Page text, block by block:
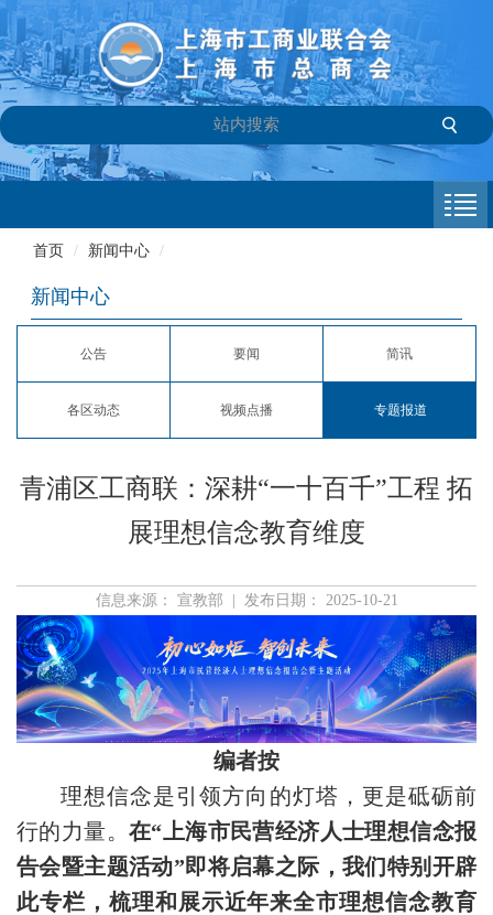
会员专栏
参政议政
信息库
联系我们
首页 / 新闻中心 /
新闻中心
公告 要闻 简讯
各区动态 视频点播 专题报道
青浦区工商联：深耕“一十百千”工程 拓
展理想信念教育维度
信息来源： 宣教部 | 发布日期： 2025-10-21
编者按
理想信念是引领方向的灯塔，更是砥砺前
行的力量。 在“上海市民营经济人士理想信念报
告会暨主题活动”即将启幕之际，我们特别开辟
此专栏，梳理和展示近年来全市理想信念教育